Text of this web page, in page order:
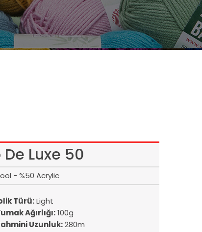
Luxe 50
- %50 Acrylic
Türü:Light
Ağırlığı:100g
Uzunluk:280m